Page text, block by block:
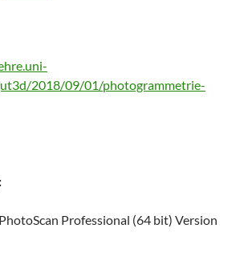
2018/09/01/photogrammetrie-
Professional (64 bit) Version